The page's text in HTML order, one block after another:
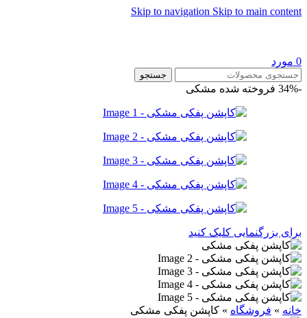
Skip to navigation Skip to main content
0 مورد
جستجو
-34% فروخته شده مشکی
برای بزرگنمایی کلیک کنید
خانه » فروشگاه » کاپشن پفکی مشکی